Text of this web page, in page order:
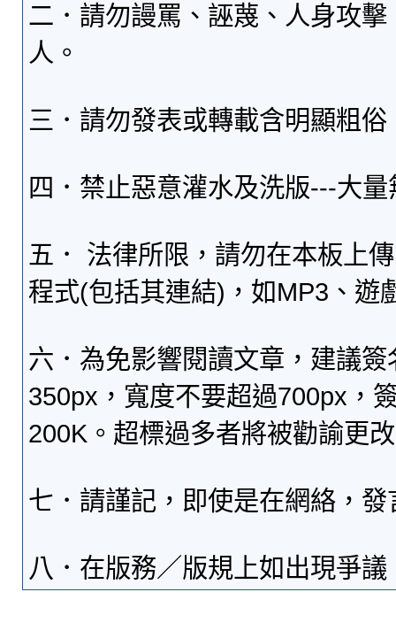
二．請勿謾罵、誣蔑、人身攻
人。
三．請勿發表或轉載含明顯粗
四．禁止惡意灌水及洗版---大
五． 法律所限，請勿在本板上
程式(包括其連結)，如MP3、遊
六．為免影響閱讀文章，建議
350px，寬度不要超過700px，
200K。超標過多者將被勸諭更
七．請謹記，即使是在網絡，
八．在版務／版規上如出現爭